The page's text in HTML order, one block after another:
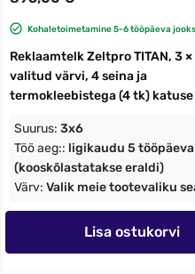
Kohaletoimetamine 5-6 tööpäeva
Reklaamtelk Zeltpro TITAN, 3 ×
valitud värvi, 4 seina ja
termokleebistega (4 tk)
Suurus: 3x6
Töö aeg:: ligikaudu 5 tööpäeva
(kooskõlastatakse eraldi)
Värv: Valik meie tootevaliku
Lisa ostukorvi